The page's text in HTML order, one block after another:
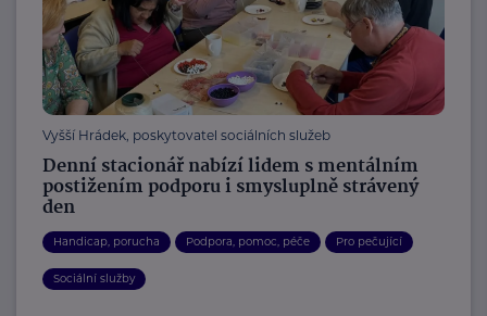
Vyšší Hrádek, poskytovatel sociálních služeb
Denní stacionář nabízí lidem s mentálním
postižením podporu i smysluplně strávený
den
Handicap, porucha Podpora, pomoc, péče Pro pečující
Sociální služby